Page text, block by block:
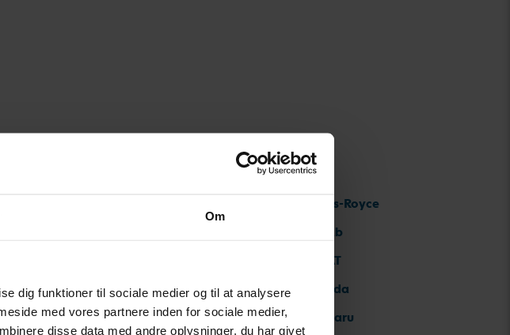
Om
dig funktioner til sociale medier og til at analysere
med vores partnere inden for sociale medier,
disse data med andre oplysninger, du har givet
MG
MINI
Rolls-Royce
Saab
SEAT
Skoda
Subaru